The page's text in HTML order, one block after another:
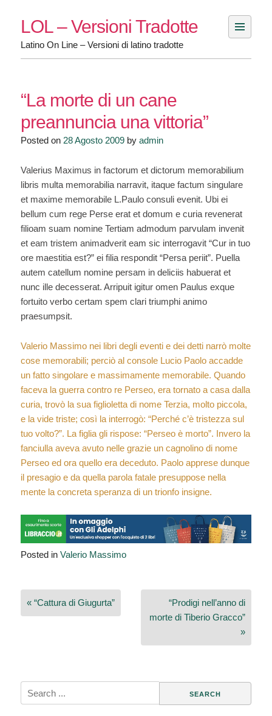
content
LOL – Versioni Tradotte
Latino On Line – Versioni di latino tradotte
“La morte di un cane
preannuncia una vittoria”
Posted on 28 Agosto 2009by admin
Valerius Maximus in factorum et dictorum memorabilium
libris multa memorabilia narravit, itaque factum singulare
et maxime memorabile L.Paulo consuli evenit. Ubi ei
bellum cum rege Perse erat et domum e curia revenerat
filioam suam nomine Tertiam admodum parvulam invenit
et eam tristem animadverit eam sic interrogavit “Cur in tuo
ore maestitia est?” ei filia respondit “Persa periit”. Puella
autem catellum nomine persam in deliciis habuerat et
nunc ille decesserat. Arripuit igitur omen Paulus exque
fortuito verbo certam spem clari triumphi animo
praesumpsit.
Valerio Massimo nei libri degli eventi e dei detti narrò molte
cose memorabili; perciò al console Lucio Paolo accadde
un fatto singolare e massimamente memorabile. Quando
faceva la guerra contro re Perseo, era tornato a casa dalla
curia, trovò la sua figlioletta di nome Terzia, molto piccola,
e la vide triste; così la interrogò: “Perché c’è tristezza sul
tuo volto?”. La figlia gli rispose: “Perseo è morto”. Invero la
fanciulla aveva avuto nelle grazie un cagnolino di nome
Perseo ed ora quello era deceduto. Paolo apprese dunque
il presagio e da quella parola fatale presuppose nella
mente la concreta speranza di un trionfo insigne.
Posted in Valerio Massimo
Navigazione
articoli
« “Cattura di Giugurta”
“Prodigi nell’anno di
morte di Tiberio Gracco”
»
Search
for: